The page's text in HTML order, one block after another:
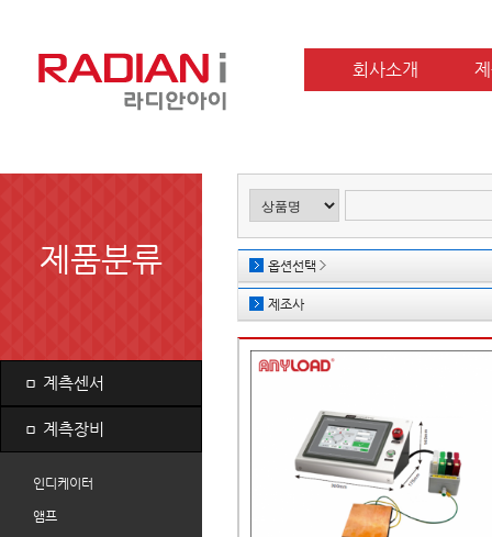
회사소개
제품분류
ㅁ 계측센서
ㅁ 계측장비
인디케이터
앰프
옵션선택
제조사